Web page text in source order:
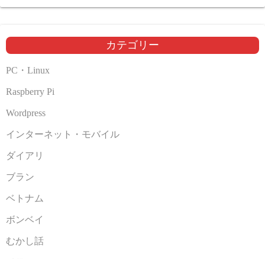
カ
ブ
カテゴリー
PC・Linux
Raspberry Pi
Wordpress
インターネット・モバイル
ダイアリ
ブラン
ベトナム
ボンベイ
むかし話